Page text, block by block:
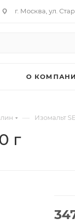
г. Москва, ул.
О
— Изомальт
г